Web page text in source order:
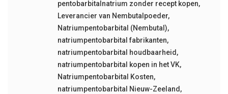
pentobarbitalnatrium zonder recept kopen,
Leverancier van Nembutalpoeder,
Natriumpentobarbital (Nembutal),
natriumpentobarbital fabrikanten,
natriumpentobarbital houdbaarheid ,
natriumpentobarbital kopen in het VK,
Natriumpentobarbital Kosten,
natriumpentobarbital Nieuw-Zeeland ,